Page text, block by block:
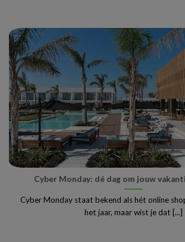
Cyber Monday: dé dag om jouw
Cyber Monday staat bekend als hét online
het jaar, maar wist je dat [...]